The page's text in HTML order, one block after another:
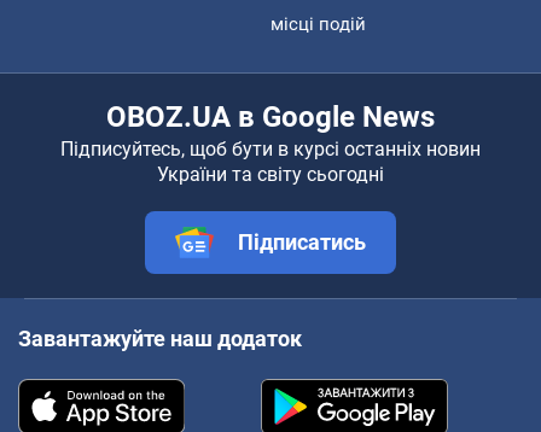
місці подій
OBOZ.UA в Google News
Підписуйтесь, щоб бути в курсі останніх новин
України та світу сьогодні
Підписатись
Завантажуйте наш додаток